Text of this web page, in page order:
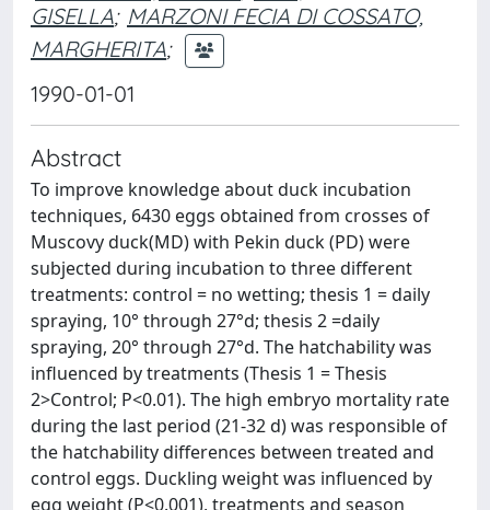
GISELLA; MARZONI FECIA DI COSSATO,
MARGHERITA;
1990-01-01
Abstract
To improve knowledge about duck incubation
techniques, 6430 eggs obtained from crosses of
Muscovy duck(MD) with Pekin duck (PD) were
subjected during incubation to three different
treatments: control = no wetting; thesis 1 = daily
spraying, 10° through 27°d; thesis 2 =daily
spraying, 20° through 27°d. The hatchability was
influenced by treatments (Thesis 1 = Thesis
2>Control; P<0.01). The high embryo mortality rate
during the last period (21-32 d) was responsible of
the hatchability differences between treated and
control eggs. Duckling weight was influenced by
egg weight (P<0.001), treatments and season